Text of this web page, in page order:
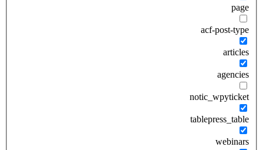
page
acf-post-type
articles
agencies
notic_wpyticket
tablepress_table
webinars